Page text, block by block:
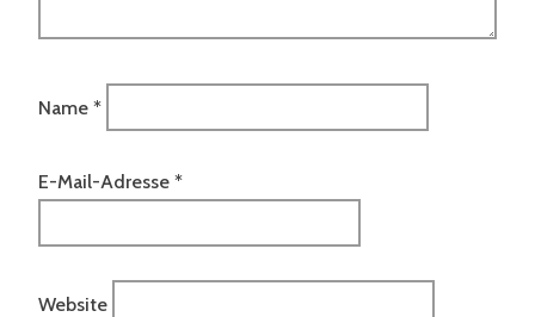
Name *
E-Mail-Adresse *
Website